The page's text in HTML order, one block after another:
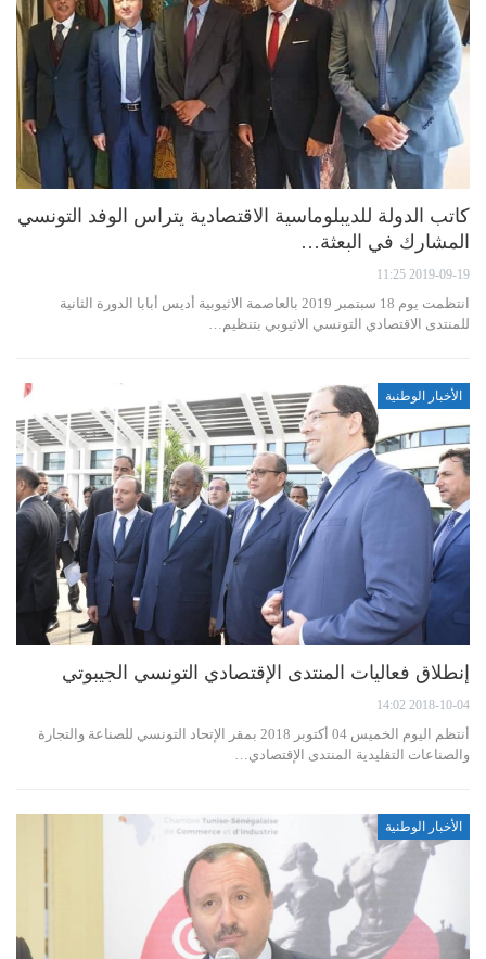
كاتب الدولة للديبلوماسية الاقتصادية يتراس الوفد التونسي
المشارك في البعثة…
2019-09-19 11:25
انتظمت يوم 18 سبتمبر 2019 بالعاصمة الاثيوبية أديس أبابا الدورة الثانية
للمنتدى الاقتصادي التونسي الاثيوبي بتنظيم…
الأخبار الوطنية
إنطلاق فعاليات المنتدى الإقتصادي التونسي الجيبوتي
2018-10-04 14:02
أنتظم اليوم الخميس 04 أكتوبر 2018 بمقر الإتحاد التونسي للصناعة والتجارة
والصناعات التقليدية المنتدى الإقتصادي…
الأخبار الوطنية